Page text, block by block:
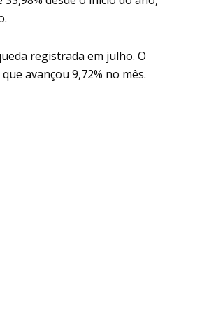
registrada em julho. O
avançou 9,72% no mês.